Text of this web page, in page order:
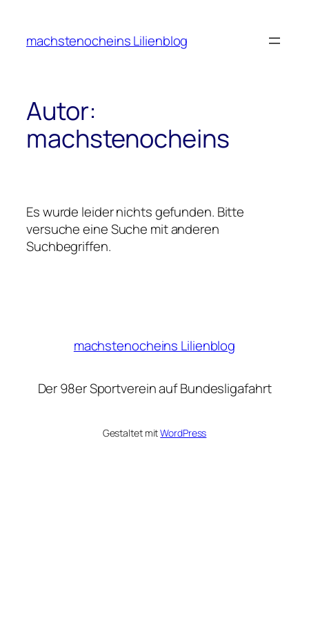
springen
machstenocheins Lilienblog
Autor:
machstenocheins
Es wurde leider nichts gefunden. Bitte
versuche eine Suche mit anderen
Suchbegriffen.
machstenocheins Lilienblog
Der 98er Sportverein auf Bundesligafahrt
Gestaltet mitWordPress